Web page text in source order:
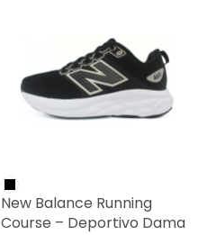
New Balance Running
Course – Deportivo Dama